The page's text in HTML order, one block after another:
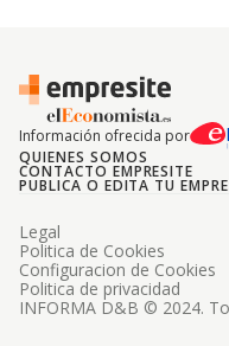
Información ofrecida por
QUIENES SOMOS
CONTACTO EMPRESITE
PUBLICA O EDITA TU
INFORMA D&B © 2024.
Legal
Politica de Cookies
Configuracion de Cookies
Politica de privacidad